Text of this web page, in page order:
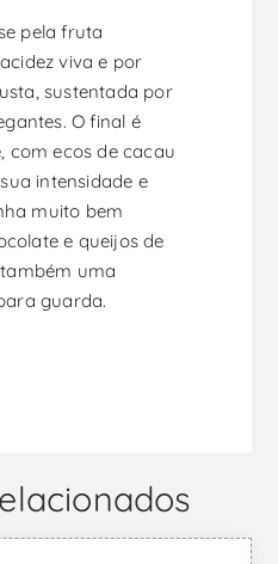
pela fruta
viva e por
sustentada por
O final é
com ecos de cacau
intensidade e
muito bem
e queijos de
uma
guarda.